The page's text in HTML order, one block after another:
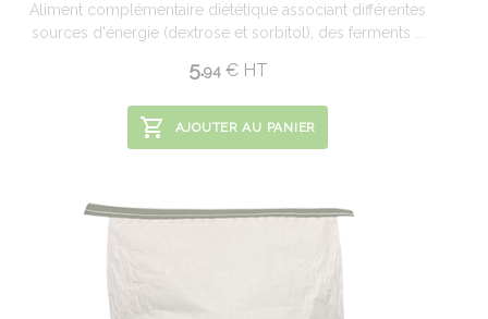
Aliment complémentaire diététique associant différentes
sources d'énergie (dextrose et sorbitol), des ferments ...
5.94 €HT
AJOUTER AU PANIER